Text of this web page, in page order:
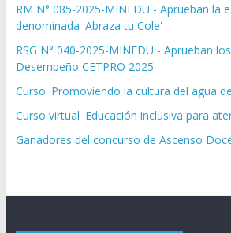
RM N° 085-2025-MINEDU - Aprueban la
denominada 'Abraza tu Cole'
RSG N° 040-2025-MINEDU - Aprueban
Desempeño CETPRO 2025
Curso 'Promoviendo la cultura del agua
Curso virtual 'Educación inclusiva para
Ganadores del concurso de Ascenso